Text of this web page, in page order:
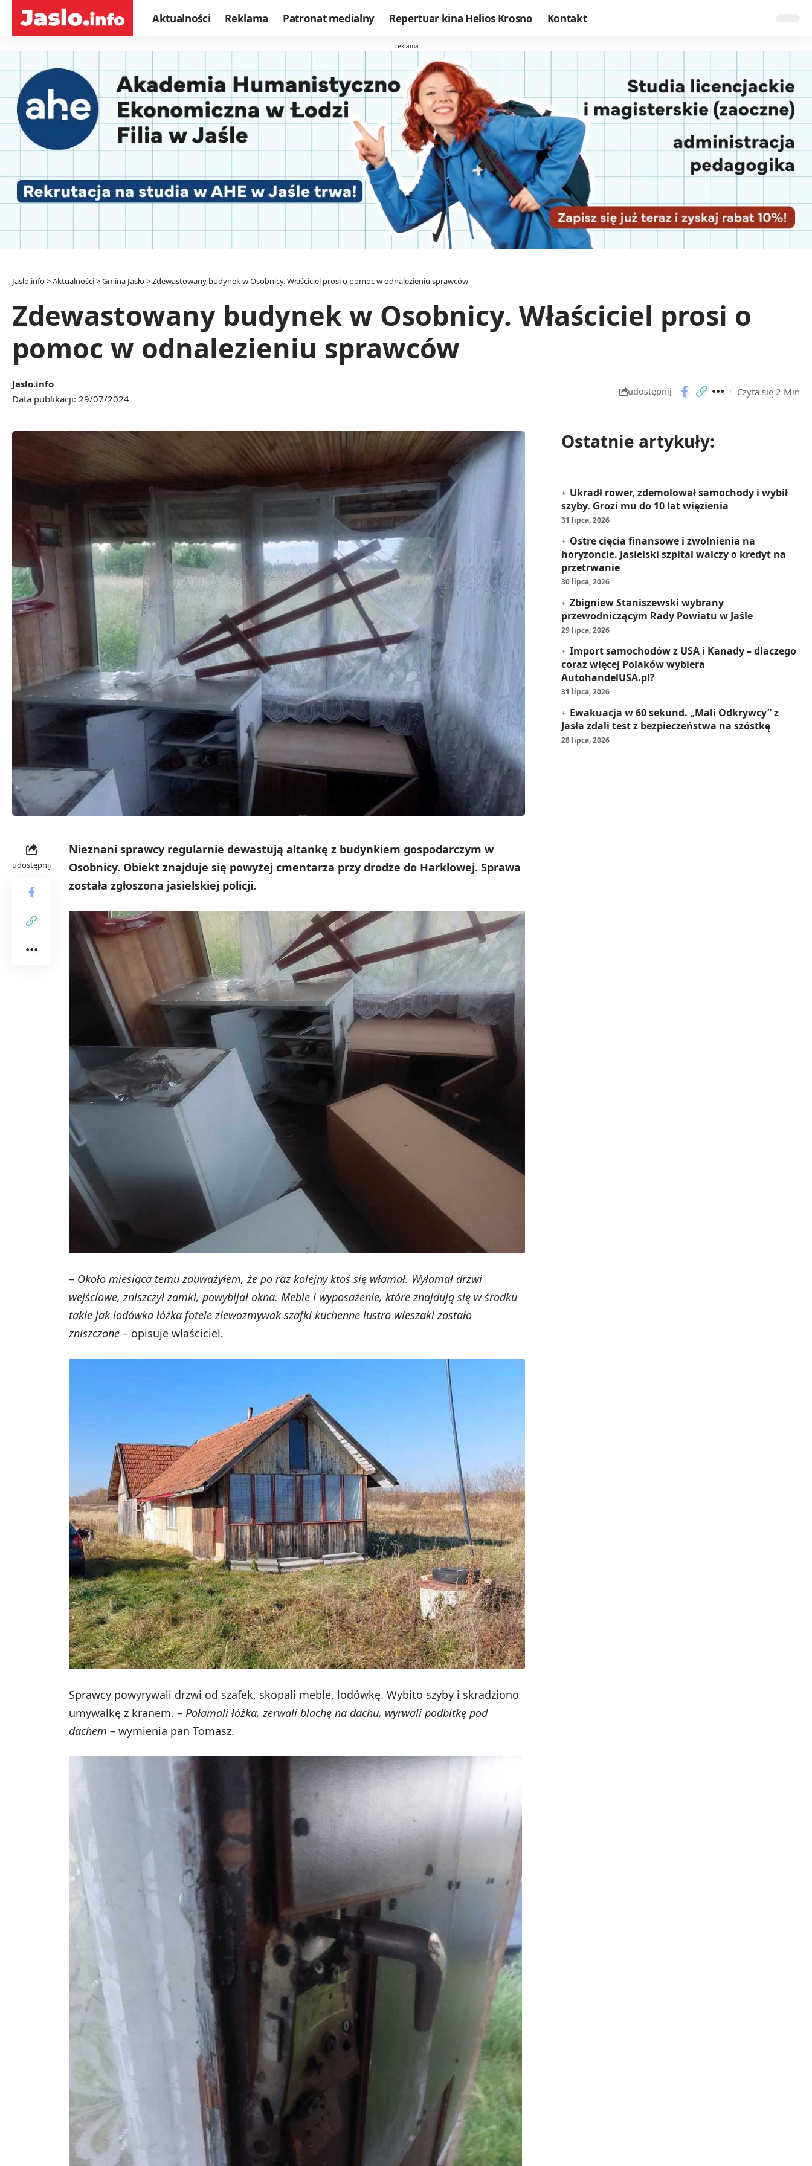
Aktualności Reklama Patronat medialny Repertuar kina Helios Krosno Kontakt
- reklama-
Jaslo.info>Aktualności>Gmina Jasło>Zdewastowany budynek w Osobnicy. Właściciel prosi o pomoc w odnalezieniu sprawców
Zdewastowany budynek w Osobnicy. Właściciel prosi o
pomoc w odnalezieniu sprawców
Data publikacji: 29/07/2024
Jaslo.info
udostępnij Czyta się 2 Min
udostępnij
Nieznani sprawcy regularnie dewastują altankę z budynkiem gospodarczym w
Osobnicy. Obiekt znajduje się powyżej cmentarza przy drodze do Harklowej. Sprawa
została zgłoszona jasielskiej policji.
– Około miesiąca temu zauważyłem, że po raz kolejny ktoś się włamał. Wyłamał drzwi
wejściowe, zniszczył zamki, powybijał okna. Meble i wyposażenie, które znajdują się w środku
takie jak lodówka łóżka fotele zlewozmywak szafki kuchenne lustro wieszaki zostało
zniszczone – opisuje właściciel.
Sprawcy powyrywali drzwi od szafek, skopali meble, lodówkę. Wybito szyby i skradziono
umywalkę z kranem. – Połamali łóżka, zerwali blachę na dachu, wyrwali podbitkę pod
dachem – wymienia pan Tomasz.
Ostatnie artykuły:
Ukradł rower, zdemolował samochody i wybił
szyby. Grozi mu do 10 lat więzienia
31 lipca, 2026
Ostre cięcia finansowe i zwolnienia na
horyzoncie. Jasielski szpital walczy o kredyt na
przetrwanie
30 lipca, 2026
Zbigniew Staniszewski wybrany
przewodniczącym Rady Powiatu w Jaśle
29 lipca, 2026
Import samochodów z USA i Kanady – dlaczego
coraz więcej Polaków wybiera
AutohandelUSA.pl?
31 lipca, 2026
Ewakuacja w 60 sekund. „Mali Odkrywcy” z
Jasła zdali test z bezpieczeństwa na szóstkę
28 lipca, 2026